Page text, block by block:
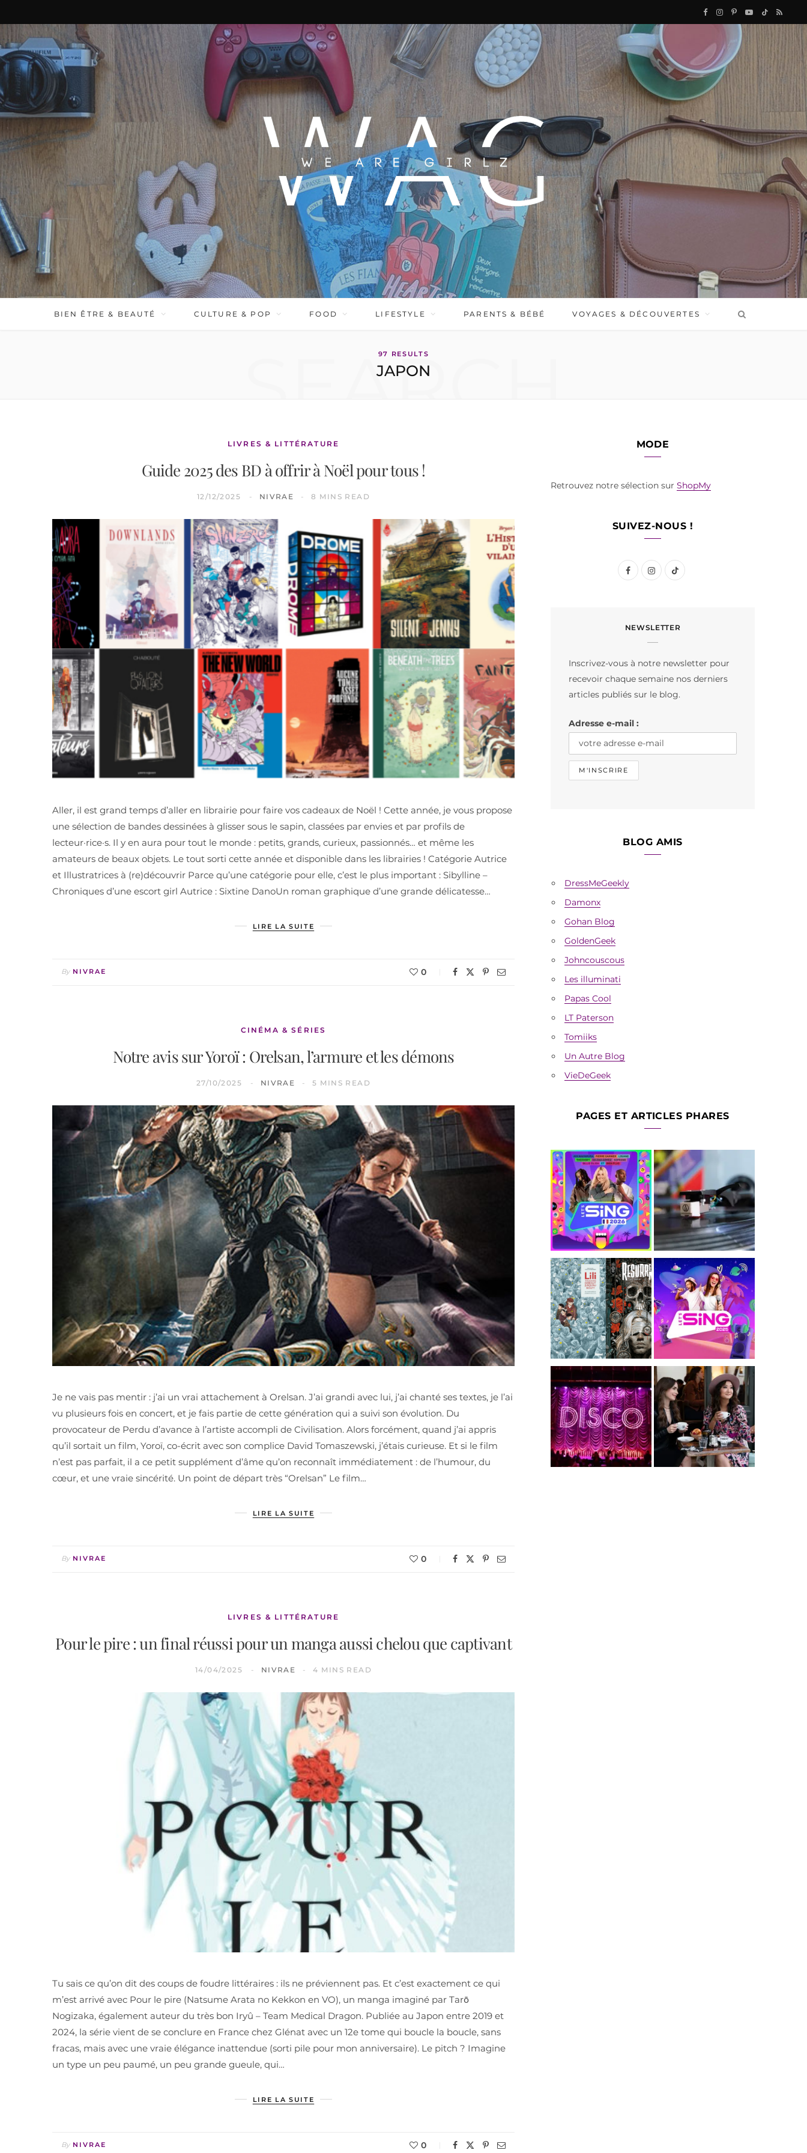
F
c
o
k
I
s
g
a
P
r
Y
b
e
T
k
R
BIEN ÊTRE & BEAUTÉ CULTURE & POP FOOD LIFESTYLE PARENTS & BÉBÉ VOYAGES & DÉCOUVERTES
97 RESULTS
JAPON
SEARCH
LIVRES & LITTÉRATURE
Guide 2025 des BD à offrir à Noël pour tous !
12/12/2025 NIVRAE 8 MINS READ
Aller, il est grand temps d’aller en librairie pour faire vos cadeaux de Noël ! Cette année, je vous propose
une sélection de bandes dessinées à glisser sous le sapin, classées par envies et par profils de
lecteur·rice·s. Il y en aura pour tout le monde : petits, grands, curieux, passionnés… et même les
amateurs de beaux objets. Le tout sorti cette année et disponible dans les librairies ! Catégorie Autrice
et Illustratrices à (re)découvrir Parce qu’une catégorie pour elle, c’est le plus important : Sibylline –
Chroniques d’une escort girl Autrice : Sixtine DanoUn roman graphique d’une grande délicatesse…
LIRE LA SUITE
By NIVRAE 0
CINÉMA & SÉRIES
Notre avis sur Yoroï : Orelsan, l’armure et les démons
27/10/2025 NIVRAE 5 MINS READ
Je ne vais pas mentir : j’ai un vrai attachement à Orelsan. J’ai grandi avec lui, j’ai chanté ses textes, je l’ai
vu plusieurs fois en concert, et je fais partie de cette génération qui a suivi son évolution. Du
provocateur de Perdu d’avance à l’artiste accompli de Civilisation. Alors forcément, quand j’ai appris
qu’il sortait un film, Yoroï, co-écrit avec son complice David Tomaszewski, j’étais curieuse. Et si le film
n’est pas parfait, il a ce petit supplément d’âme qu’on reconnaît immédiatement : de l’humour, du
cœur, et une vraie sincérité. Un point de départ très “Orelsan” Le film…
LIRE LA SUITE
By NIVRAE 0
LIVRES & LITTÉRATURE
Pour le pire : un final réussi pour un manga aussi chelou que captivant
14/04/2025 NIVRAE 4 MINS READ
Tu sais ce qu’on dit des coups de foudre littéraires : ils ne préviennent pas. Et c’est exactement ce qui
m’est arrivé avec Pour le pire (Natsume Arata no Kekkon en VO), un manga imaginé par Tarō
Nogizaka, également auteur du très bon Iryû – Team Medical Dragon. Publiée au Japon entre 2019 et
2024, la série vient de se conclure en France chez Glénat avec un 12e tome qui boucle la boucle, sans
fracas, mais avec une vraie élégance inattendue (sorti pile pour mon anniversaire). Le pitch ? Imagine
un type un peu paumé, un peu grande gueule, qui…
LIRE LA SUITE
By NIVRAE 0
MODE
Retrouvez notre sélection sur ShopMy
SUIVEZ-NOUS !
F
e
o
I
t
r
m
T
T
NEWSLETTER
Inscrivez-vous à notre newsletter pour
recevoir chaque semaine nos derniers
articles publiés sur le blog.
Adresse e-mail :
BLOG AMIS
DressMeGeekly
Damonx
Gohan Blog
GoldenGeek
Johncouscous
Les illuminati
Papas Cool
LT Paterson
Tomiiks
Un Autre Blog
VieDeGeek
PAGES ET ARTICLES PHARES